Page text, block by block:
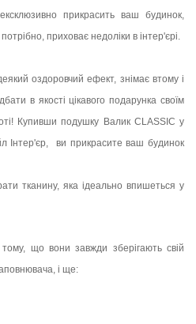
прикрасить ваш будинок,
приховає недоліки в інтер'єрі.
оздоровчий ефект, знімає втому і
в якості цікавого подарунка своїм
Купивши подушку Валик CLASSIC у
Інтер'єр, ви прикрасите ваш будинок
тканину, яка ідеально впишеться у
що вони завжди зберігають свій
і ще: